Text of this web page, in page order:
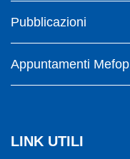
Pubblicazioni
Appuntamenti Mefop
LINK UTILI